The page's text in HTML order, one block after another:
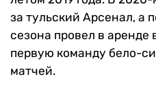
за тульский Арсенал, а
сезона провел в аренде
первую команду бело-
матчей.